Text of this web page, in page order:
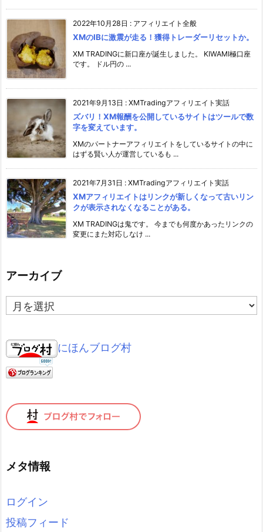
2022年10月28日 : アフィリエイト全般
XMのIBに激震が走る！獲得トレーダーリセットか。
XM TRADINGに新口座が誕生しました。 KIWAMI極口座
です。 ドル円の ...
2021年9月13日 : XMTradingアフィリエイト実話
ズバリ！XM報酬を公開しているサイトはツールで数
字を変えています。
XMのパートナーアフィリエイトをしているサイトの中に
はずる賢い人が運営しているも ...
2021年7月31日 : XMTradingアフィリエイト実話
XMアフィリエイトはリンクが新しくなって古いリン
クが表示されなくなることがある。
XM TRADINGは鬼です。 今までも何度かあったリンクの
変更にまた対応しなけ ...
アーカイブ
ア
ー
イ
ブ
にほんブログ村
メタ情報
ログイン
投稿フィード